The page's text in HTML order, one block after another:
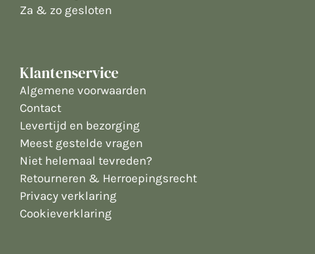
Za & zo gesloten
Klantenservice
Algemene voorwaarden
Contact
Levertijd en bezorging
Meest gestelde vragen
Niet helemaal tevreden?
Retourneren & Herroepingsrecht
Privacy verklaring
Cookieverklaring